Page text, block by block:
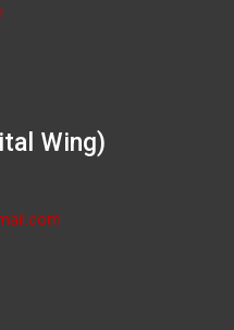
Wing)